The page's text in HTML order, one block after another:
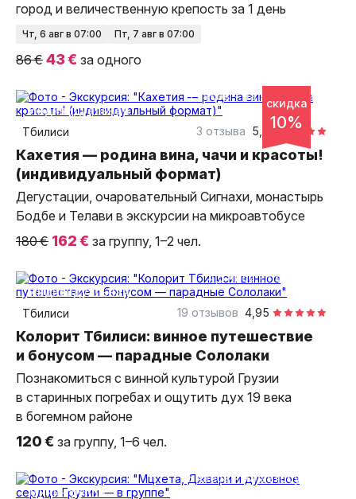
город и величественную крепость за 1 день
чт, 6 авг в 07:00 пт, 7 авг в 07:00
86 € 43 € за одного
скидка
10%
11 часов
на автобусе
индивидуальная
Тбилиси
5,0
3 отзыва
Кахетия — родина вина, чачи и красоты!
(индивидуальный формат)
Дегустации, очаровательный Сигнахи, монастырь
Бодбе и Телави в экскурсии на микроавтобусе
180 € 162 € за группу, 1–2 чел.
4,5 часа
пешком
индивидуальная
Тбилиси
4,95
19 отзывов
Колорит Тбилиси: винное путешествие
и бонусом — парадные Сололаки
Познакомиться с винной культурой Грузии
в старинных погребах и ощутить дух 19 века
в богемном районе
120 € за группу, 1–6 чел.
5 часов
на автобусе
Мини-группа